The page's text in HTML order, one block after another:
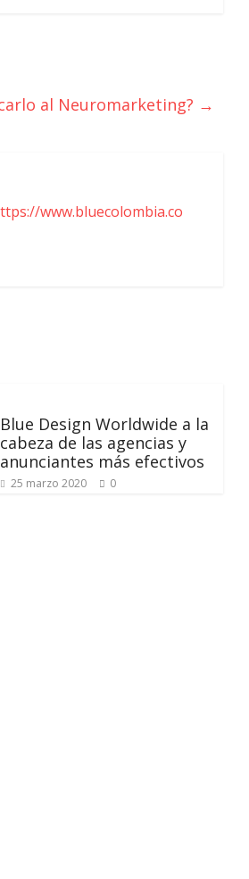
al Neuromarketing? →
www.bluecolombia.co
Blue Design Worldwide a la
cabeza de las agencias y
anunciantes más efectivos
25 marzo 2020 0